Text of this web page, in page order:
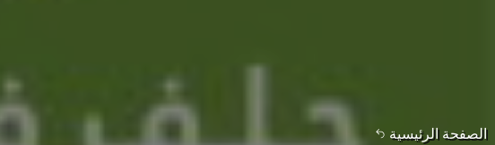
الصفحة الرئيسية